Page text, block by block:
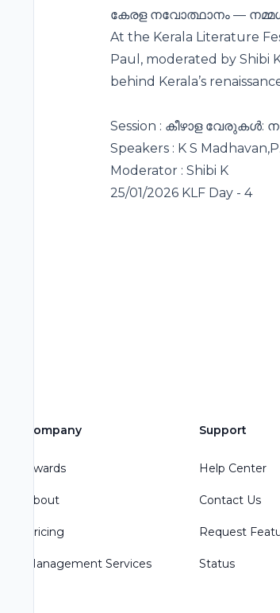
കേരള നവോത്ഥാനം —
At the Kerala Literature
Paul, moderated by Shibi
behind Kerala’s
Session : കീഴാള
Speakers : K S
Moderator : Shibi K
25/01/2026 KLF Day - 4
Company
Awards
About
Pricing
Management Services
Support
Help Center
Contact Us
Request
Status